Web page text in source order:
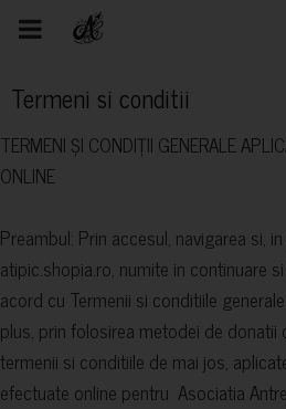
Termeni si conditii
TERMENI ȘI CONDIȚII GENERALE
ONLINE
Preambul: Prin accesul, navigarea si,
atipic.shopia.ro, numite in continuare
acord cu Termenii si conditiile
plus, prin folosirea metodei de donatii
termenii si conditiile de mai jos,
efectuate online pentru Asociatia